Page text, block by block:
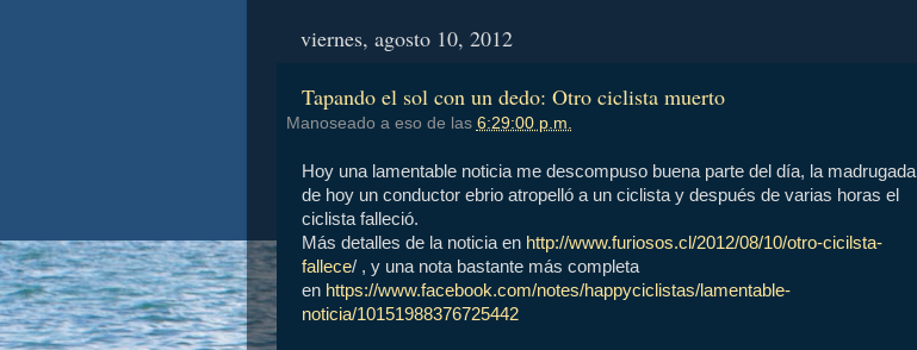
viernes, agosto 10, 2012
Tapando el sol con un dedo: Otro ciclista muerto
Manoseado a eso de las 6:29:00 p.m.
Hoy una lamentable noticia me descompuso buena parte del día, la madrugada
de hoy un conductor ebrio atropelló a un ciclista y después de varias horas el
ciclista falleció.
Más detalles de la noticia en http://www.furiosos.cl/2012/08/10/otro-cicilsta-
fallece/ , y una nota bastante más completa
en https://www.facebook.com/notes/happyciclistas/lamentable-
noticia/10151988376725442